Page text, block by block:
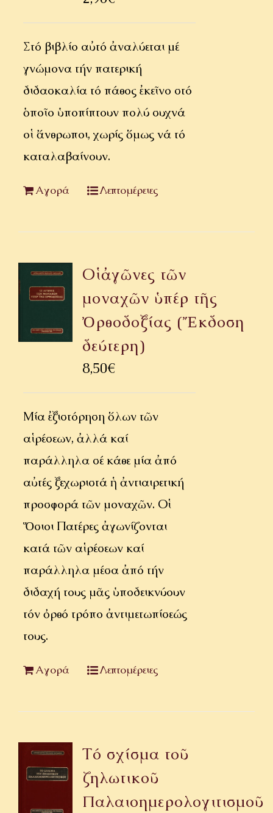
Στό βιβλίο αὐτό ἀναλύεται μέ
γνώμονα τήν πατερική
διδασκαλία τό πάθος ἐκεῖνο στό
ὁποῖο ὑποπίπτουν πολύ συχνά
οἱ ἄνθρωποι, χωρίς ὅμως νά τό
καταλαβαίνουν.
Αγορά Λεπτομέρειες
Οἱ ἀγῶνες τῶν
μοναχῶν ὑπέρ τῆς
Ὀρθοδοξίας (Ἔκδοση
δεύτερη)
8,50€
Μία ἐξιστόρηση ὅλων τῶν
αἱρέσεων, ἀλλά καί
παράλληλα σέ κάθε μία ἀπό
αὐτές ξεχωριστά ἡ ἀντιαιρετική
προσφορά τῶν μοναχῶν. Οἱ
Ὅσιοι Πατέρες ἀγωνίζονται
κατά τῶν αἱρέσεων καί
παράλληλα μέσα ἀπό τήν
διδαχή τους μᾶς ὑποδεικνύουν
τόν ὀρθό τρόπο ἀντιμετωπίσεώς
τους.
Αγορά Λεπτομέρειες
Τό σχίσμα τοῦ
ζηλωτικοῦ
Παλαιοημερολογιτισμοῦ